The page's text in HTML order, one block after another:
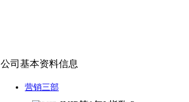
公司基本资料信息
营销三部